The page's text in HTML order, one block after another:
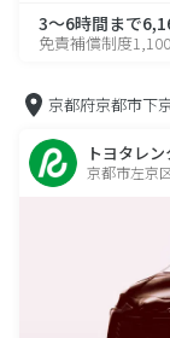
3～6時間まで
免責補償制度
京都府京都市下
トヨタレ
京都市左京